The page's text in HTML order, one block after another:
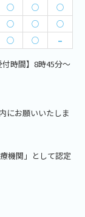
○ ○
○
○ ○
○
○ ○ –
付時間】8時45分～
にお願いいたしま
機関」として認定